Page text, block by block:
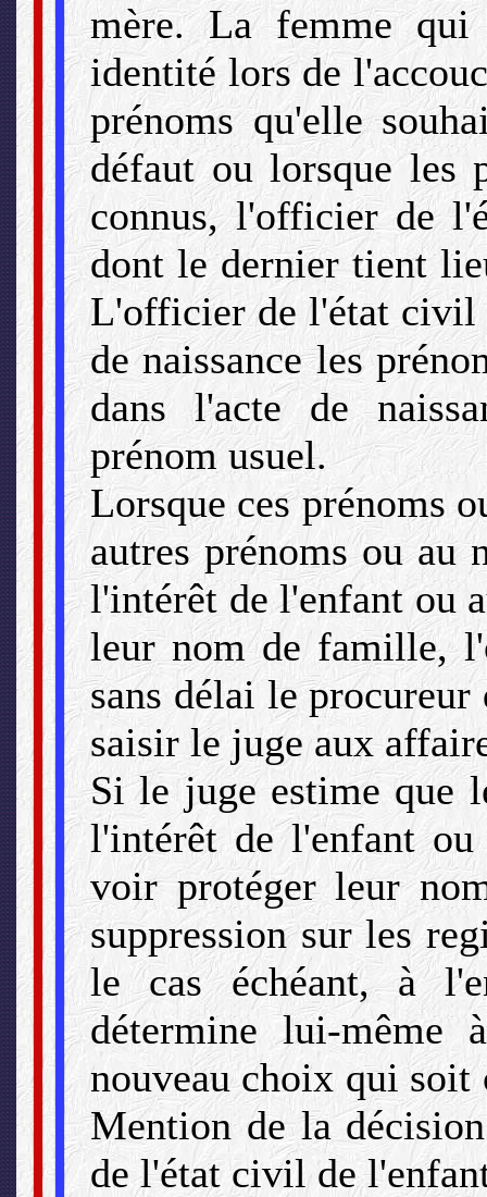
mère. La femme
identité lors de
prénoms qu'elle
défaut ou lorsque les
connus, l'officier de
dont le dernier tient
L'officier de l'état civil
de naissance les
dans l'acte de
prénom usuel.
Lorsque ces prénoms
autres prénoms ou au
l'intérêt de l'enfant ou
leur nom de famille,
sans délai le
saisir le juge aux
Si le juge estime que
l'intérêt de l'enfant
voir protéger leur
suppression sur les
le cas échéant, à
détermine lui-même
nouveau choix qui soit
Mention de la
de l'état civil de